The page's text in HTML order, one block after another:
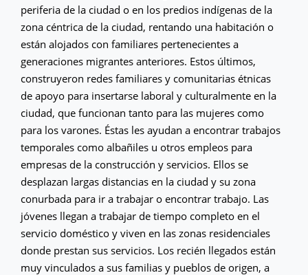
periferia de la ciudad o en los predios indígenas de la
zona céntrica de la ciudad, rentando una habitación o
están alojados con familiares pertenecientes a
generaciones migrantes anteriores. Estos últimos,
construyeron redes familiares y comunitarias étnicas
de apoyo para insertarse laboral y culturalmente en la
ciudad, que funcionan tanto para las mujeres como
para los varones. Éstas les ayudan a encontrar trabajos
temporales como albañiles u otros empleos para
empresas de la construcción y servicios. Ellos se
desplazan largas distancias en la ciudad y su zona
conurbada para ir a trabajar o encontrar trabajo. Las
jóvenes llegan a trabajar de tiempo completo en el
servicio doméstico y viven en las zonas residenciales
donde prestan sus servicios. Los recién llegados están
muy vinculados a sus familias y pueblos de origen, a